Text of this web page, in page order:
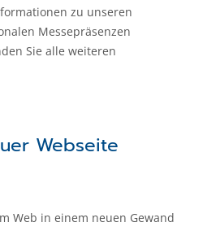
zu unseren
Messepräsenzen
Sie alle weiteren
Webseite
Web in einem neuen Gewand